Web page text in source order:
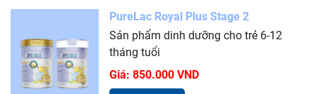
PureLac Royal Plus Stage 2
Sản phẩm dinh dưỡng cho trẻ 6-12
tháng tuổi
Giá: 850.000 VND